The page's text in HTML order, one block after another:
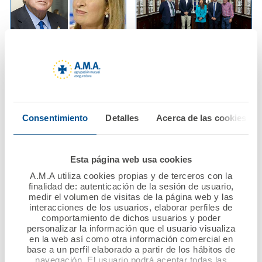
Consentimiento Detalles Acerca de las cookies
Esta página web usa cookies
A.M.A utiliza cookies propias y de terceros con la
finalidad de: autenticación de la sesión de usuario,
medir el volumen de visitas de la página web y las
interacciones de los usuarios, elaborar perfiles de
comportamiento de dichos usuarios y poder
personalizar la información que el usuario visualiza
en la web así como otra información comercial en
base a un perfil elaborado a partir de los hábitos de
navegación. El usuario podrá aceptar todas las
02 junio 2024
A.M.A. eleva un 333%
nueva presidenta a
Ana Pastor
Farmacéuticos de
Málaga
Ver noticia